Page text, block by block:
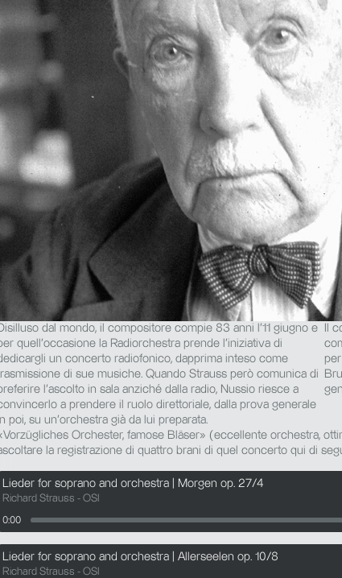
dal mondo, il compositore compie 83 anni l’11 giugno e
quell’occasione la Radiorchestra prende l’iniziativa di
un concerto radiofonico, dapprima inteso come
di sue musiche. Quando Strauss però comunica di
l’ascolto in sala anziché dalla radio, Nussio riesce a
a prendere il ruolo direttoriale, dalla prova generale
poi, su un’orchestra già da lui preparata.
Il
Orchester, famose Bläser» (eccellente orchestra,
la registrazione di quattro brani di quel concerto qui di
Lieder for soprano and orchestra | Morgen op. 27/4
Richard Strauss - OSI
0:00
Lieder for soprano and orchestra | Allerseelen op. 10/8
Richard Strauss - OSI